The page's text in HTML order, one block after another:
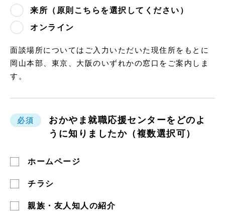
来所（原則こちらを選択してください）
オンライン
面談場所についてはご入力いただいた現住所をもとに
岡山本部、東京、大阪のいずれかの窓口をご案内しま
す。
必須
おかやま就職応援センターをどのよ
うに知りましたか（複数選択可）
ホームページ
チラシ
親族・友人知人の紹介